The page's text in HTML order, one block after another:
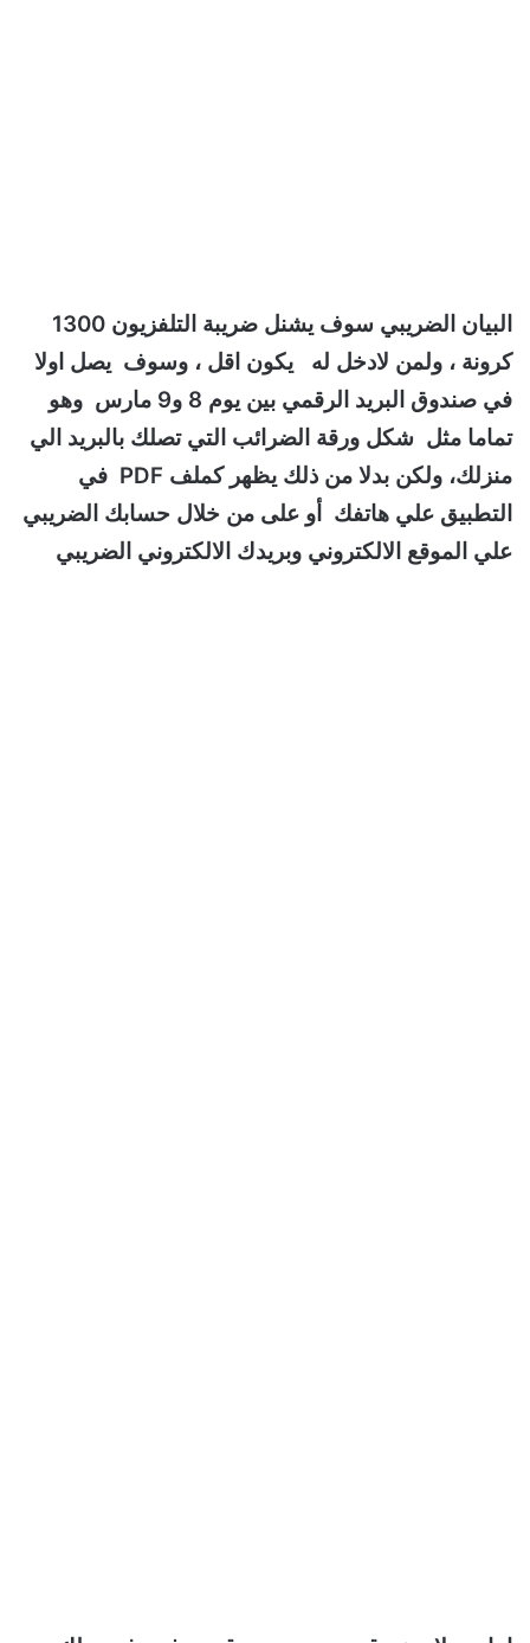
البيان الضريبي سوف يشنل ضريبة التلفزيون 1300
كرونة ، ولمن لادخل له يكون اقل ، وسوف يصل اولا
في صندوق البريد الرقمي بين يوم 8 و9 مارس وهو
تماما مثل شكل ورقة الضرائب التي تصلك بالبريد الي
منزلك، ولكن بدلا من ذلك يظهر كملف PDF في
التطبيق علي هاتفك أو على من خلال حسابك الضريبي
علي الموقع الالكتروني وبريدك الالكتروني الضريبي